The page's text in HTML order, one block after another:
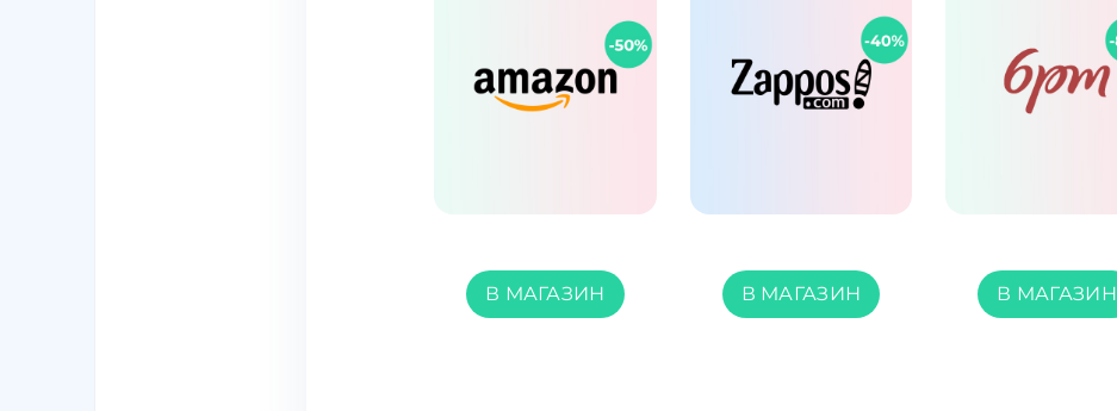
В МАГАЗИН В МАГАЗИН В МАГАЗИН